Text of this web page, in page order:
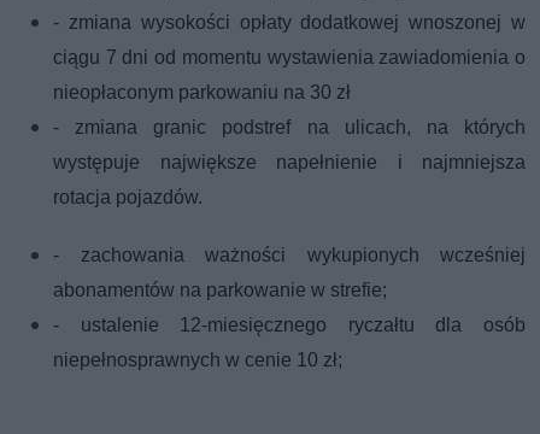
- zmiana wysokości opłaty dodatkowej wnoszonej w
ciągu 7 dni od momentu wystawienia zawiadomienia o
nieopłaconym parkowaniu na 30 zł
- zmiana granic podstref na ulicach, na których
występuje największe napełnienie i najmniejsza
rotacja pojazdów.
- zachowania ważności wykupionych wcześniej
abonamentów na parkowanie w strefie;
- ustalenie 12-miesięcznego ryczałtu dla osób
niepełnosprawnych w cenie 10 zł;